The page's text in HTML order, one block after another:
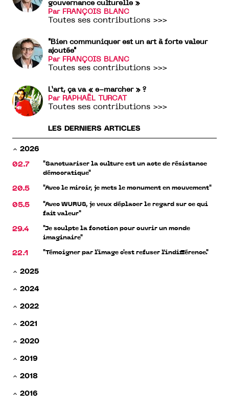
gouvernance culturelle »
Par FRANÇOIS BLANC
Toutes ses contributions >>>
"Bien communiquer est un art à forte valeur
ajoutée"
Par FRANÇOIS BLANC
Toutes ses contributions >>>
L’art, ça va « e-marcher » ?
Par RAPHAËL TURCAT
Toutes ses contributions >>>
LES DERNIERS ARTICLES
2026
02.7
"Sanctuariser la culture est un acte de résistance
démocratique"
20.5 "Avec le miroir, je mets le monument en mouvement"
05.5
"Avec WURUS, je veux déplacer le regard sur ce qui
fait valeur"
29.4
"Je sculpte la fonction pour ouvrir un monde
imaginaire"
22.1 "Témoigner par l'image c'est refuser l’indifférence."
2025
2024
2022
2021
2020
2019
2018
2016